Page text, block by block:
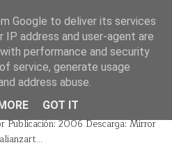
RTP
PanchiGames Motor: RPG Maker
Publicación: 2006 Descarga: Mirror
Google to deliver its services
IP address and user-agent are
performance and security
service, generate usage
address abuse.
GOT IT